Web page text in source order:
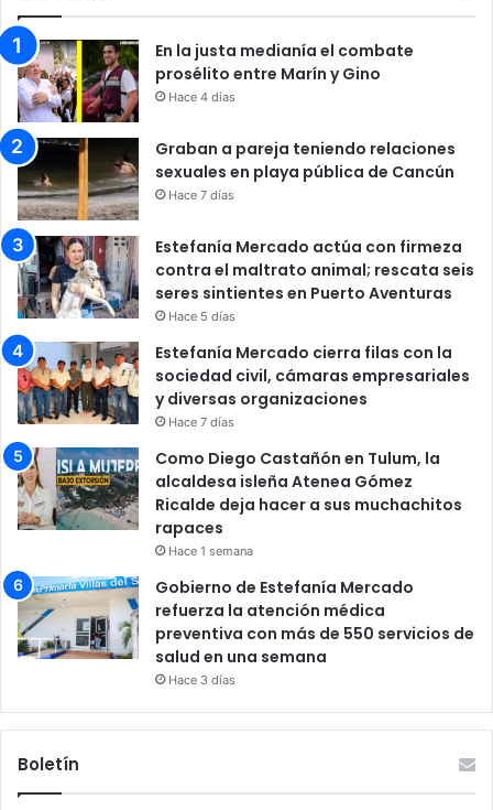
En la justa medianía el combate
prosélito entre Marín y Gino
Hace 4 días
Graban a pareja teniendo relaciones
sexuales en playa pública de Cancún
Hace 7 días
Estefanía Mercado actúa con firmeza
contra el maltrato animal; rescata seis
seres sintientes en Puerto Aventuras
Hace 5 días
Estefanía Mercado cierra filas con la
sociedad civil, cámaras empresariales
y diversas organizaciones
Hace 7 días
Como Diego Castañón en Tulum, la
alcaldesa isleña Atenea Gómez
Ricalde deja hacer a sus muchachitos
rapaces
Hace 1 semana
Gobierno de Estefanía Mercado
refuerza la atención médica
preventiva con más de 550 servicios de
salud en una semana
Hace 3 días
Boletín